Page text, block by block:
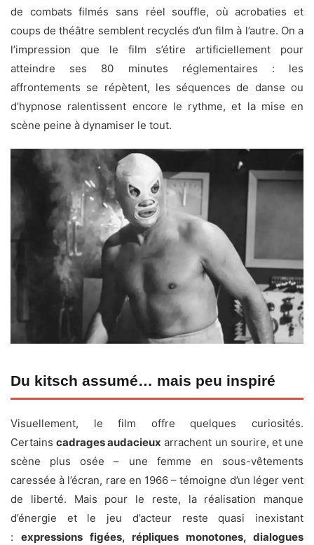
de combats filmés sans réel souffle, où acrobaties et
coups de théâtre semblent recyclés d’un film à l’autre. On a
l’impression que le film s’étire artificiellement pour
atteindre ses 80 minutes réglementaires : les
affrontements se répètent, les séquences de danse ou
d’hypnose ralentissent encore le rythme, et la mise en
scène peine à dynamiser le tout.
Du kitsch assumé… mais peu inspiré
Visuellement, le film offre quelques curiosités.
Certainscadrages audacieux arrachent un sourire, et une
scène plus osée – une femme en sous-vêtements
caressée à l’écran, rare en 1966 – témoigne d’un léger vent
de liberté. Mais pour le reste, la réalisation manque
d’énergie et le jeu d’acteur reste quasi inexistant
: expressions figées, répliques monotones, dialogues